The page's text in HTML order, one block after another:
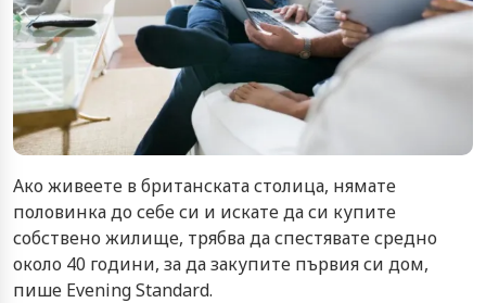
Ако живеете в британската столица, нямате
половинка до себе си и искате да си купите
собствено жилище, трябва да спестявате средно
около 40 години, за да закупите първия си дом,
пише Evening Standard.